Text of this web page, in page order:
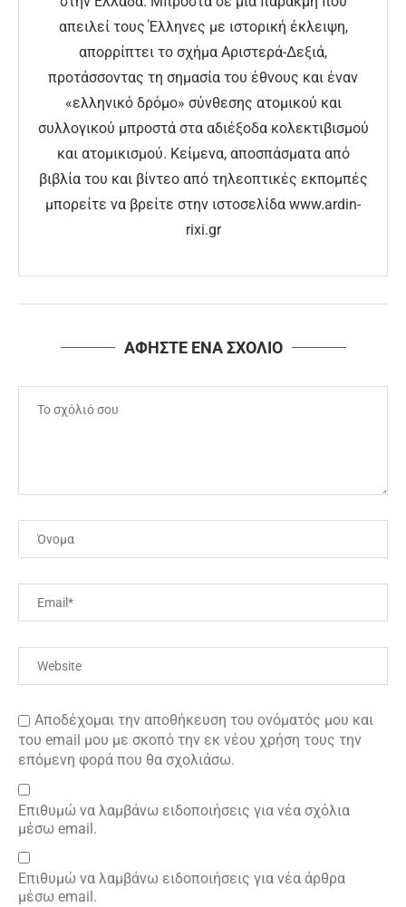
απειλεί τους Έλληνες με ιστορική έκλειψη,
απορρίπτει το σχήμα Αριστερά-Δεξιά,
προτάσσοντας τη σημασία του έθνους και έναν
«ελληνικό δρόμο» σύνθεσης ατομικού και
συλλογικού μπροστά στα αδιέξοδα κολεκτιβισμού
και ατομικισμού. Κείμενα, αποσπάσματα από
βιβλία του και βίντεο από τηλεοπτικές εκπομπές
μπορείτε να βρείτε στην ιστοσελίδα www.ardin-
rixi.gr
ΑΦΗΣΤΕ ΕΝΑ ΣΧΟΛΙΟ
Αποδέχομαι την αποθήκευση του ονόματός μου και
του email μου με σκοπό την εκ νέου χρήση τους την
επόμενη φορά που θα σχολιάσω.
Επιθυμώ να λαμβάνω ειδοποιήσεις για νέα σχόλια
μέσω email.
Επιθυμώ να λαμβάνω ειδοποιήσεις για νέα άρθρα
μέσω email.